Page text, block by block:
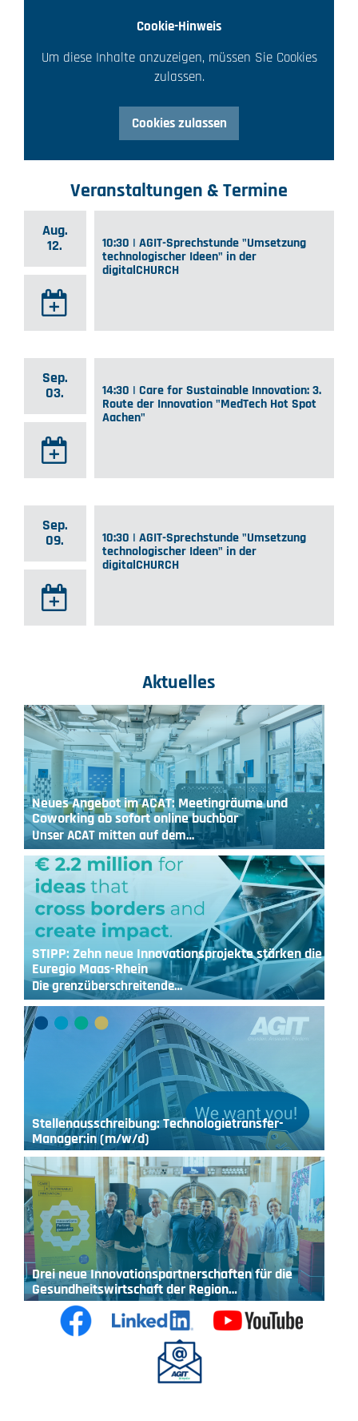
Cookie-Hinweis
Um diese Inhalte anzuzeigen, müssen Sie Cookies
zulassen.
Cookies zulassen
Veranstaltungen & Termine
Aug.
12.
10:30 | AGIT-Sprechstunde "Umsetzung
technologischer Ideen" in der
digitalCHURCH
Sep.
03.
14:30 | Care for Sustainable Innovation: 3.
Route der Innovation "MedTech Hot Spot
Aachen"
Sep.
09.
10:30 | AGIT-Sprechstunde "Umsetzung
technologischer Ideen" in der
digitalCHURCH
Aktuelles
Neues Angebot im ACAT: Meetingräume und
Coworking ab sofort online buchbar
Unser ACAT mitten auf dem…
STIPP: Zehn neue Innovationsprojekte stärken die
Euregio Maas-Rhein
Die grenzüberschreitende…
Stellenausschreibung: Technologietransfer-
Manager:in (m/w/d)
Drei neue Innovationspartnerschaften für die
Gesundheitswirtschaft der Region…